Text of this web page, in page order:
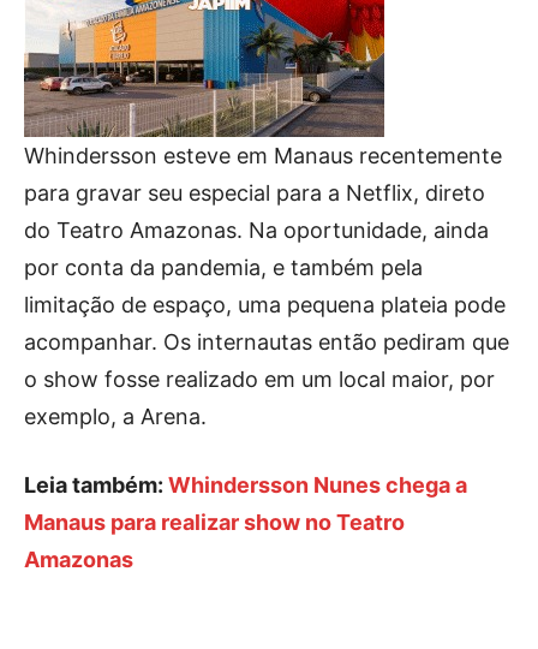
Whindersson esteve em Manaus recentemente
para gravar seu especial para a Netflix, direto
do Teatro Amazonas. Na oportunidade, ainda
por conta da pandemia, e também pela
limitação de espaço, uma pequena plateia pode
acompanhar. Os internautas então pediram que
o show fosse realizado em um local maior, por
exemplo, a Arena.
Leia também: Whindersson Nunes chega a
Manaus para realizar show no Teatro
Amazonas